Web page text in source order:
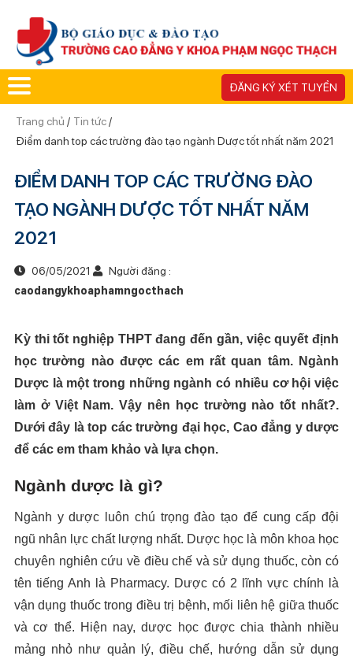
ĐĂNG KÝ XÉT TUYỂN
Trang chủ / Tin tức/
Điểm danh top các trường đào tạo ngành Dược tốt nhất năm 2021
ĐIỂM DANH TOP CÁC TRƯỜNG ĐÀO
TẠO NGÀNH DƯỢC TỐT NHẤT NĂM
2021
06/05/2021
Người đăng :
caodangykhoaphamngocthach
Kỳ thi tốt nghiệp THPT đang đến gần, việc quyết định
học trường nào được các em rất quan tâm. Ngành
Dược là một trong những ngành có nhiều cơ hội việc
làm ở Việt Nam. Vậy nên học trường nào tốt nhất?.
Dưới đây là top các trường đại học, Cao đẳng y dược
để các em tham khảo và lựa chọn.
Ngành dược là gì?
Ngành y dược luôn chú trọng đào tạo để cung cấp đội
ngũ nhân lực chất lượng nhất. Dược học là môn khoa học
chuyên nghiên cứu về điều chế và sử dụng thuốc, còn có
tên tiếng Anh là Pharmacy. Dược có 2 lĩnh vực chính là
vận dụng thuốc trong điều trị bệnh, mối liên hệ giữa thuốc
và cơ thể. Hiện nay, dược học được chia thành nhiều
mảng nhỏ như quản lý, điều chế, hướng dẫn sử dụng